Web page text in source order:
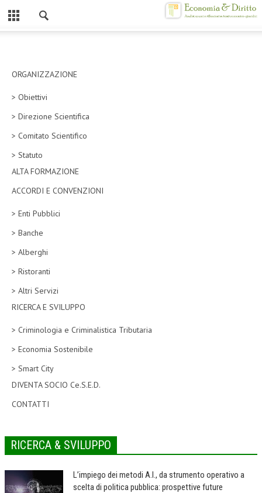
CHI SIAMO
MISSION
CONTATTI
ATTO COSTITUTIVO E STATUTO
ORGANIZZAZIONE
OBIETTIVI
DIREZIONE SCIENTIFICA
ALTA FORMAZIONE
LA RIVISTA
COMITATO EDITORIALE
PEER REVIEW
ORGANIZZAZIONE
> Obiettivi
> Direzione Scientifica
> Comitato Scientifico
> Statuto
ALTA FORMAZIONE
ACCORDI E CONVENZIONI
> Enti Pubblici
> Banche
> Alberghi
> Ristoranti
> Altri Servizi
RICERCA E SVILUPPO
> Criminologia e Criminalistica Tributaria
> Economia Sostenibile
> Smart City
DIVENTA SOCIO Ce.S.E.D.
CONTATTI
RICERCA & SVILUPPO
L’impiego dei metodi A.I., da strumento operativo a
scelta di politica pubblica: prospettive future